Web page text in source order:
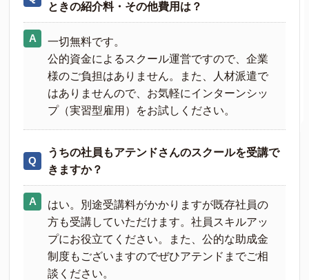
ときの紹介料・その他費用は？
一切無料です。
公的資金によるスクール運営ですので、企業
様のご負担はありません。また、人材派遣で
はありませんので、お気軽にインターンシッ
プ（実習型雇用）をお試しください。
うちの社員もアテンドさんのスクールを受講で
きますか？
はい。別途受講料がかかりますが既存社員の
方も受講していただけます。社員スキルアッ
プにお役立てください。また、公的な助成金
制度もございますのでぜひアテンドまでご相
談ください。